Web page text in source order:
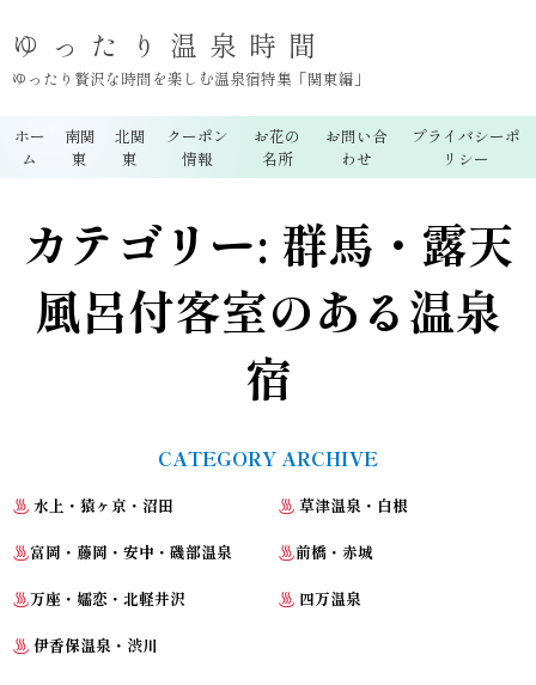
ゆったり温泉時間
ゆったり贅沢な時間を楽しむ温泉宿特集「関東編」
ホー
ム
南関
東
北関
東
クーポン
情報
お花の
名所
お問い合
わせ
プライバシーポ
リシー
カテゴリー: 群馬・露天
風呂付客室のある温泉
宿
CATEGORY ARCHIVE
水上・猿ヶ京・沼田 草津温泉・白根
富岡・藤岡・安中・磯部温泉 前橋・赤城
万座・嬬恋・北軽井沢 四万温泉
伊香保温泉・渋川